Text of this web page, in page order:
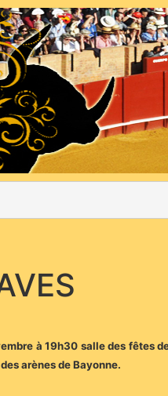
à 19h30 salle des fêtes
arènes de Bayonne.